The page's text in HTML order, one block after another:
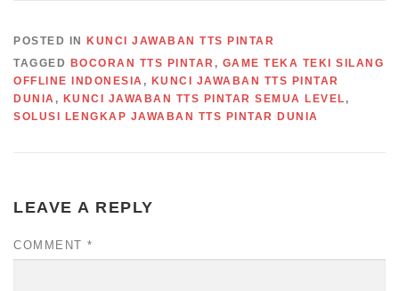
POSTED IN
KUNCI JAWABAN TTS PINTAR
TAGGED
BOCORAN TTS PINTAR , GAME TEKA TEKI SILANG
OFFLINE INDONESIA , KUNCI JAWABAN TTS PINTAR
DUNIA , KUNCI JAWABAN TTS PINTAR SEMUA LEVEL ,
SOLUSI LENGKAP JAWABAN TTS PINTAR DUNIA
LEAVE A REPLY
COMMENT *